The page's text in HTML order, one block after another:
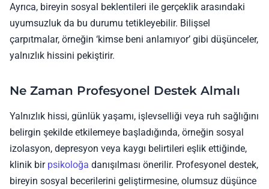
Ayrıca, bireyin sosyal beklentileri ile gerçeklik arasındaki
uyumsuzluk da bu durumu tetikleyebilir. Bilişsel
çarpıtmalar, örneğin ‘kimse beni anlamıyor’ gibi düşünceler,
yalnızlık hissini pekiştirir.
Ne Zaman Profesyonel Destek Almalı
Yalnızlık hissi, günlük yaşamı, işlevselliği veya ruh sağlığını
belirgin şekilde etkilemeye başladığında, örneğin sosyal
izolasyon, depresyon veya kaygı belirtileri eşlik ettiğinde,
klinik bir psikoloğa danışılması önerilir. Profesyonel destek,
bireyin sosyal becerilerini geliştirmesine, olumsuz düşünce